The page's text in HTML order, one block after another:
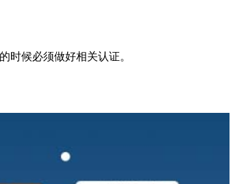
时候必须做好相关认证。